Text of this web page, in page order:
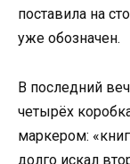
поставила на
уже обозначен.
В последний
четырёх
маркером:
долго искал